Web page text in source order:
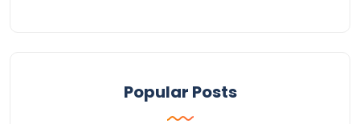
Popular Posts